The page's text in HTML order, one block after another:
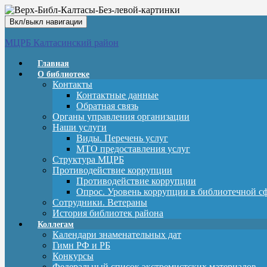
Вкл/выкл навигации
МЦРБ Калтасинский район
Главная
О библиотеке
Контакты
Контактные данные
Обратная связь
Органы управления организации
Наши услуги
Виды. Перечень услуг
МТО предоставления услуг
Структура МЦРБ
Противодействие коррупции
Противодействие коррупции
Опрос. Уровень коррупции в библиотечной
Сотрудники. Ветераны
История библиотек района
Коллегам
Календари знаменательных дат
Гимн РФ и РБ
Конкурсы